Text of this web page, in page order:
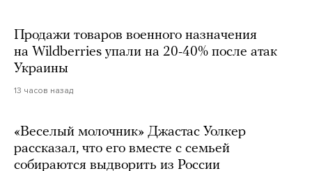
Продажи товаров военного назначения
на Wildberries упали на 20-40% после атак
Украины
13 часов назад
«Веселый молочник» Джастас Уолкер
рассказал, что его вместе с семьей
собираются выдворить из России